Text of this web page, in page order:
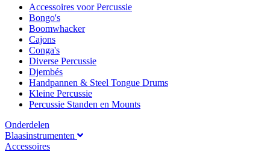
Accessoires voor Percussie
Bongo's
Boomwhacker
Cajons
Conga's
Diverse Percussie
Djembés
Handpannen & Steel Tongue Drums
Kleine Percussie
Percussie Standen en Mounts
Onderdelen
Blaasinstrumenten
Accessoires